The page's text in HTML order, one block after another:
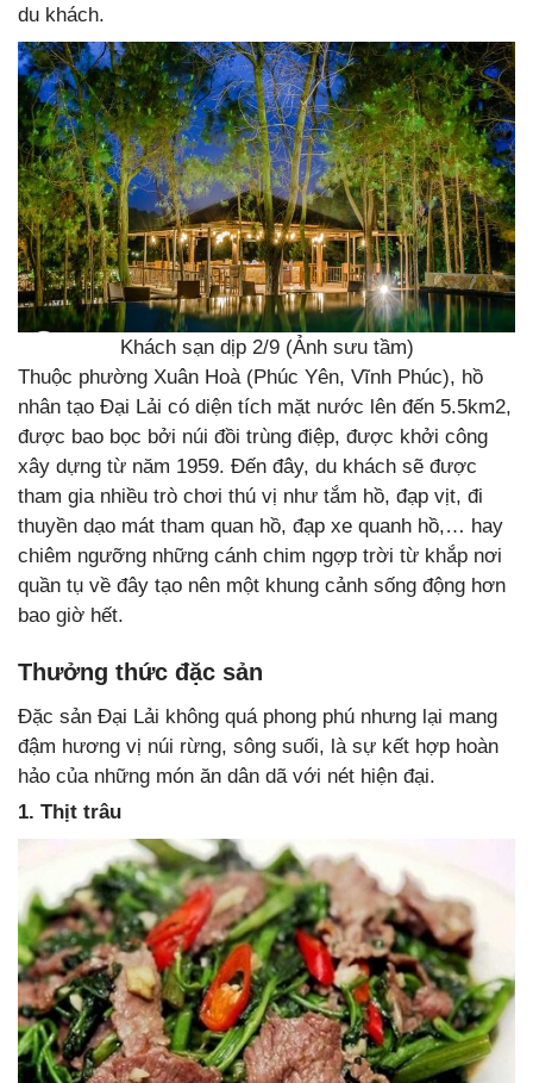
du khách.
Khách sạn dịp 2/9 (Ảnh sưu tầm)
Thuộc phường Xuân Hoà (Phúc Yên, Vĩnh Phúc), hồ
nhân tạo Đại Lải có diện tích mặt nước lên đến 5.5km2,
được bao bọc bởi núi đồi trùng điệp, được khởi công
xây dựng từ năm 1959. Đến đây, du khách sẽ được
tham gia nhiều trò chơi thú vị như tắm hồ, đạp vịt, đi
thuyền dạo mát tham quan hồ, đạp xe quanh hồ,… hay
chiêm ngưỡng những cánh chim ngợp trời từ khắp nơi
quần tụ về đây tạo nên một khung cảnh sống động hơn
bao giờ hết.
Thưởng thức đặc sản
Đặc sản Đại Lải không quá phong phú nhưng lại mang
đậm hương vị núi rừng, sông suối, là sự kết hợp hoàn
hảo của những món ăn dân dã với nét hiện đại.
1. Thịt trâu